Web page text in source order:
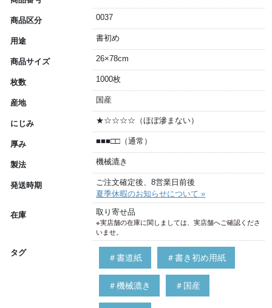
商品区分 0037
用途 書初め
商品サイズ 26×78cm
枚数 1000枚
産地 国産
にじみ ★☆☆☆☆（ほぼ滲まない）
厚み ■■■□□（通常）
製法 機械漉き
発送時期
ご注文確定後、8営業日前後
夏季休暇のお知らせについて »
在庫 取り寄せ品
※実店舗の在庫に関しましては、実店舗へご確認くださ
いませ。
タグ
＃書道紙 ＃書き初め用紙
＃機械漉き ＃国産